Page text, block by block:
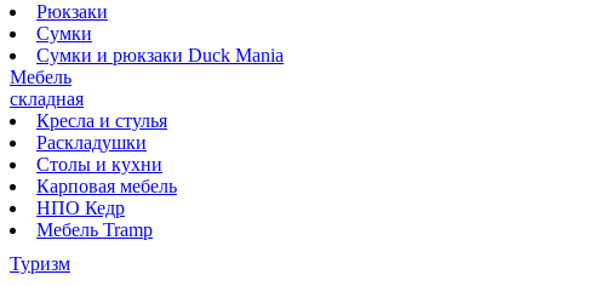
Рюкзаки
Сумки
Сумки и рюкзаки Duck Mania
Мебель
складная
Кресла и стулья
Раскладушки
Столы и кухни
Карповая мебель
НПО Кедр
Мебель Tramp
Туризм